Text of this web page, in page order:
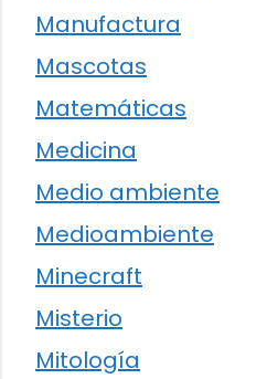
Manufactura
Mascotas
Matemáticas
Medicina
Medio ambiente
Medioambiente
Minecraft
Misterio
Mitología